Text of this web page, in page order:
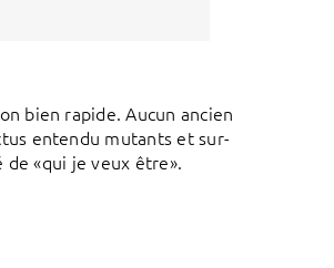
bien rapide. Aucun ancien
entendu mutants et sur-
«qui je veux être».